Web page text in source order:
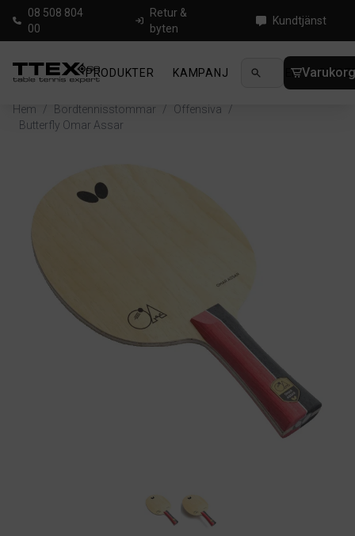
08 508 804
00
Retur &
byten
Kundtjänst
PRODUKTER KAMPANJ NYHETER
Hem / Bordtennisstommar / Offensiva
/
Butterfly Omar Assar